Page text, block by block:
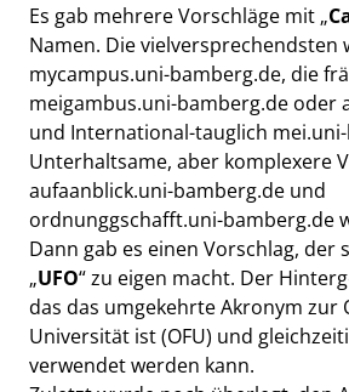
Es gab mehrere Vorschläge mit „
Namen. Die vielversprechendsten
mycampus.uni-bamberg.de, die
meigambus.uni-bamberg.de oder
und International-tauglich
Unterhaltsame, aber komplexere
aufaanblick.uni-bamberg.de und
ordnunggschafft.uni-bamberg.de
Dann gab es einen Vorschlag, der
„UFO“ zu eigen macht. Der
das das umgekehrte Akronym zur
Universität ist (OFU) und
verwendet werden kann.